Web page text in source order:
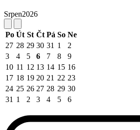
Srpen2026
Po Út St Čt Pá So Ne
27 28 29 30 31 1
2
3
4 5 6 7 8
9
10 11 12 13 14 15 16
17 18 19 20 21 22 23
24 25 26 27 28 29 30
31 1 2 3 4 5 6